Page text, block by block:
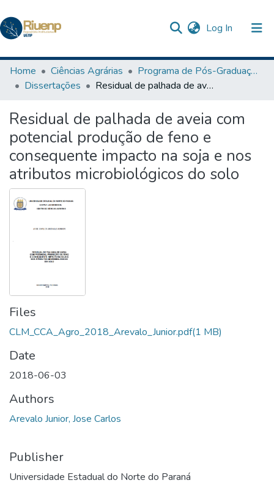
Log In (current)
Communities & Collections
Browse DSpace
Statistics
Home Ciências Agrárias
Programa de Pós-Graduação em Agronomia
Dissertações
Residual de palhada de aveia com potencial produção de feno e consequente impacto na soja e nos atributos microbiológicos do solo
Residual de palhada de aveia com
potencial produção de feno e
consequente impacto na soja e nos
atributos microbiológicos do solo
Files
CLM_CCA_Agro_2018_Arevalo_Junior.pdf(1 MB)
Date
2018-06-03
Authors
Arevalo Junior, Jose Carlos
Publisher
Universidade Estadual do Norte do Paraná